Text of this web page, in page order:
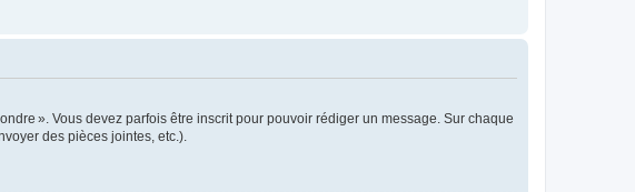
». Vous devez parfois être inscrit pour pouvoir rédiger un message. Sur chaque
des pièces jointes, etc.).